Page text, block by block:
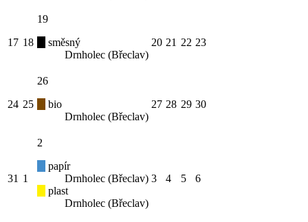
17 18
19
směsný
Drnholec (Břeclav)
20 21 22 23
24 25
26
bio
Drnholec (Břeclav)
27 28 29 30
31 1
2
papír
Drnholec (Břeclav)
plast
Drnholec (Břeclav)
3 4 5 6